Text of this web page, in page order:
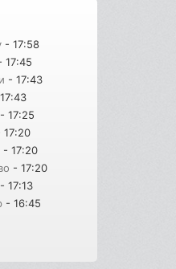
- 17:58
17:45
- 17:43
- 17:25
17:20
- 17:20
- 17:20
- 17:13
- 16:45